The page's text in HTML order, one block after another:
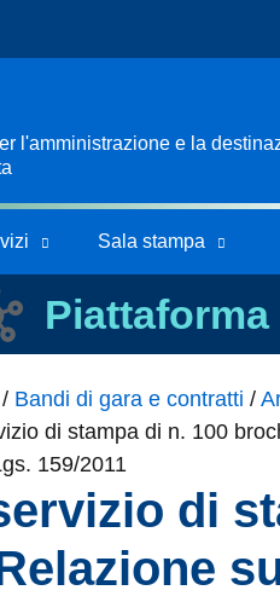
l'amministrazione e la
Sala stampa
/ Bandi di gara e contratti /
di stampa di n. 100
159/2011
di